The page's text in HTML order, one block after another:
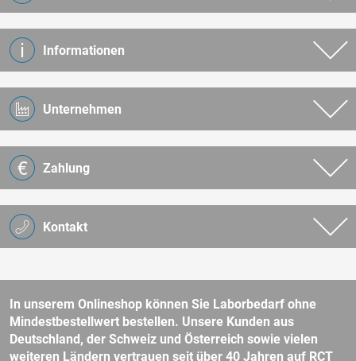
Kontakt
Informationen
Unternehmen
Zahlung
In unserem Onlineshop können Sie Laborbedarf ohne
Mindestbestellwert bestellen. Unsere Kunden aus
Deutschland, der Schweiz und Österreich sowie vielen
weiteren Ländern vertrauen seit über 40 Jahren auf RCT